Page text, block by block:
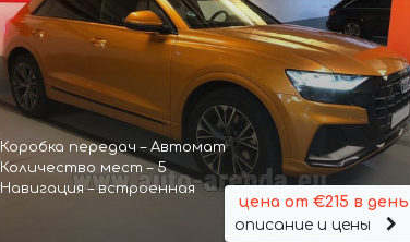
Коробка передач – Автомат
Количество мест – 5
Навигация – встроенная
цена от €215 в день
описание и цены